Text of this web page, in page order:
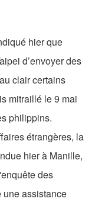
hier que
d’envoyer des
clair certains
mitraillé le 9 mai
philippins.
étrangères, la
hier à Manille,
des
assistance